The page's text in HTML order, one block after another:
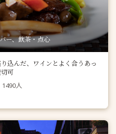
ー、飲茶・点心
込んだ、ワインとよく合うあっ
可
1490人